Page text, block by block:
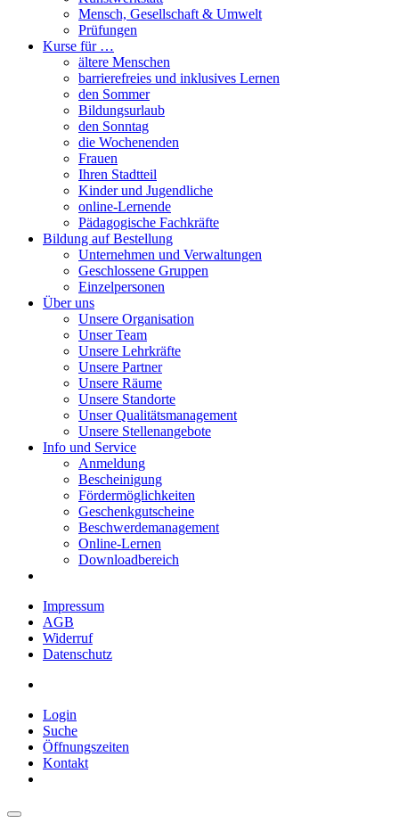
Mensch, Gesellschaft & Umwelt
Prüfungen
Kurse für …
ältere Menschen
barrierefreies und inklusives Lernen
den Sommer
Bildungsurlaub
den Sonntag
die Wochenenden
Frauen
Ihren Stadtteil
Kinder und Jugendliche
online-Lernende
Pädagogische Fachkräfte
Bildung auf Bestellung
Unternehmen und Verwaltungen
Geschlossene Gruppen
Einzelpersonen
Über uns
Unsere Organisation
Unser Team
Unsere Lehrkräfte
Unsere Partner
Unsere Räume
Unsere Standorte
Unser Qualitätsmanagement
Unsere Stellenangebote
Info und Service
Anmeldung
Bescheinigung
Fördermöglichkeiten
Geschenkgutscheine
Beschwerdemanagement
Online-Lernen
Downloadbereich
Impressum
AGB
Widerruf
Datenschutz
Login
Suche
Öffnungszeiten
Kontakt